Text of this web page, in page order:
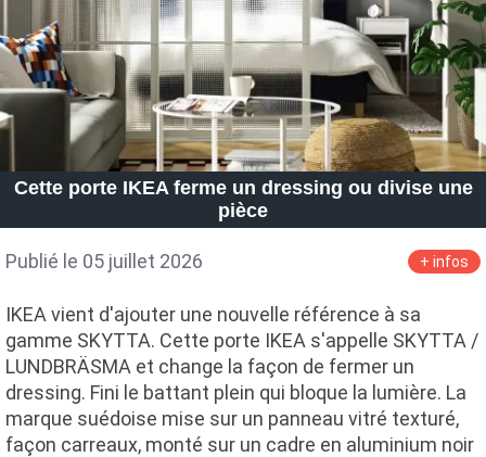
Cette porte IKEA ferme un dressing ou divise une
pièce
Publié le 05 juillet 2026 + infos
IKEA vient d'ajouter une nouvelle référence à sa
gamme SKYTTA. Cette porte IKEA s'appelle SKYTTA /
LUNDBRÄSMA et change la façon de fermer un
dressing. Fini le battant plein qui bloque la lumière. La
marque suédoise mise sur un panneau vitré texturé,
façon carreaux, monté sur un cadre en aluminium noir